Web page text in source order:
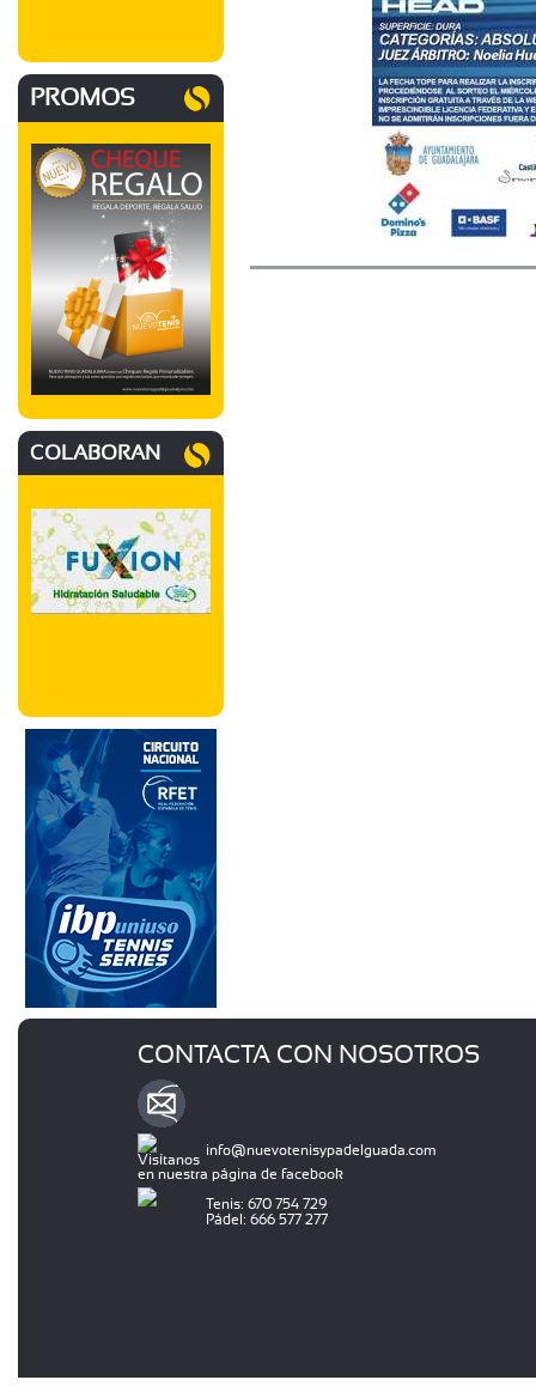
PROMOS
COLABORAN
CONTACTA CON NOSOTROS
info@nuevotenisypadelguada.com
Visítanos
en nuestra página de facebook
Tenis: 670 754 729
Pádel: 666 577 277